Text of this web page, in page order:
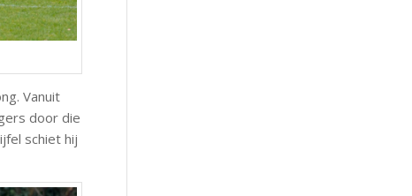
Vanuit
door die
schiet hij